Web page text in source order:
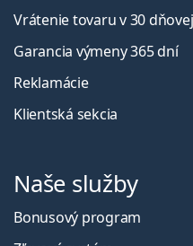
Vrátenie tovaru v 30
Garancia výmeny 365 dní
Reklamácie
Klientská sekcia
Naše služby
Bonusový program